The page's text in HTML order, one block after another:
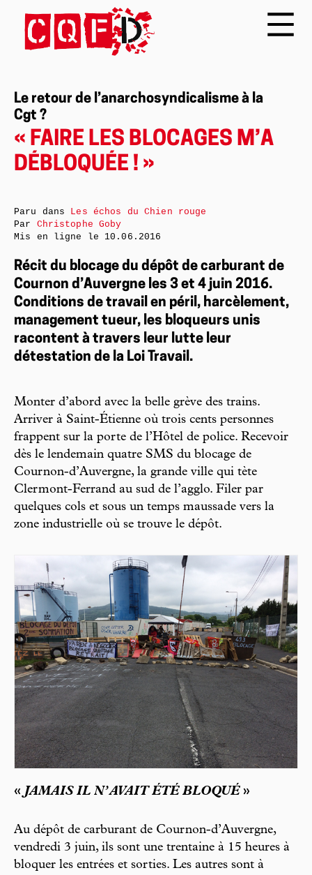
Le retour de l’anarchosyndicalisme à la
Cgt ?
« FAIRE LES BLOCAGES M’A
DÉBLOQUÉE ! »
Récit du blocage du dépôt de carburant de
Cournon d’Auvergne les 3 et 4 juin 2016.
Conditions de travail en péril, harcèlement,
management tueur, les bloqueurs unis
racontent à travers leur lutte leur
détestation de la Loi Travail.
Monter d’abord avec la belle grève des trains.
Arriver à Saint-Étienne où trois cents personnes
frappent sur la porte de l’Hôtel de police. Recevoir
dès le lendemain quatre SMS du blocage de
Cournon-d’Auvergne, la grande ville qui tète
Clermont-Ferrand au sud de l’agglo. Filer par
quelques cols et sous un temps maussade vers la
zone industrielle où se trouve le dépôt.
«JAMAIS IL N’AVAIT ÉTÉ BLOQUÉ»
Au dépôt de carburant de Cournon-d’Auvergne,
vendredi 3 juin, ils sont une trentaine à 15 heures à
bloquer les entrées et sorties. Les autres sont à
Paru dans Les échos du Chien rouge
Par Christophe Goby
Mis en ligne le 10.06.2016